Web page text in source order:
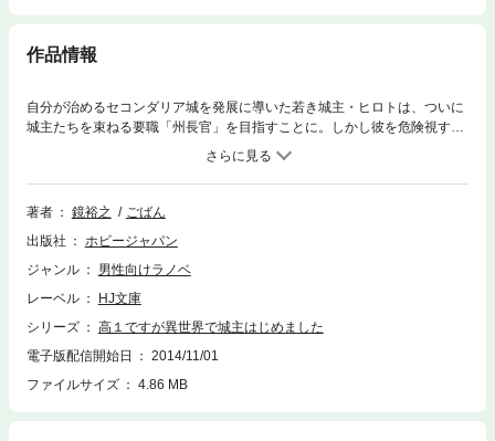
作品情報
自分が治めるセコンダリア城を発展に導いた若き城主・ヒロトは、ついに
城主たちを束ねる要職「州長官」を目指すことに。しかし彼を危険視する
フェイエは、ヒロトを陥れるために卑劣な罠をしかける。妖艶なエルフの
城主・エクセリスを州長官に立候補させ、ヒロトの対抗馬にしようという
のだが……。異世界成り上がりファンタジー、待望の第4巻！
著者
鏡裕之
ごばん
出版社
ホビージャパン
ジャンル
男性向けラノベ
レーベル
HJ文庫
シリーズ
高１ですが異世界で城主はじめました
電子版配信開始日
2014/11/01
ファイルサイズ
4.86 MB